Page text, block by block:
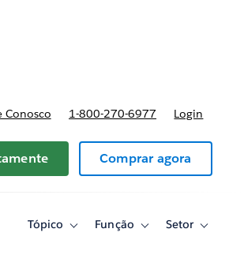
Conosco 1-800-270-6977 Login
Comprar agora
Tópico
ToggleFunção
ToggleSetor
Toggle